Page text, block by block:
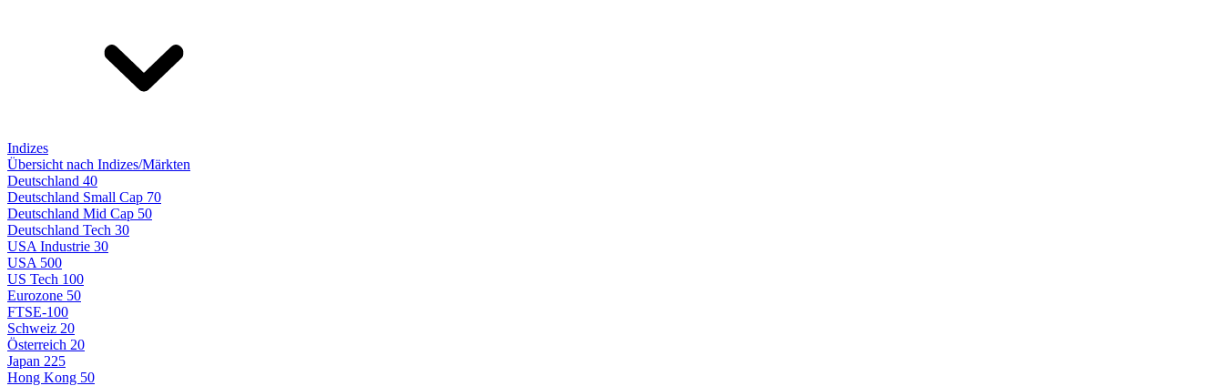
Indizes
Übersicht nach Indizes/Märkten
Deutschland 40
Deutschland Small Cap 70
Deutschland Mid Cap 50
Deutschland Tech 30
USA Industrie 30
USA 500
US Tech 100
Eurozone 50
FTSE-100
Schweiz 20
Österreich 20
Japan 225
Hong Kong 50